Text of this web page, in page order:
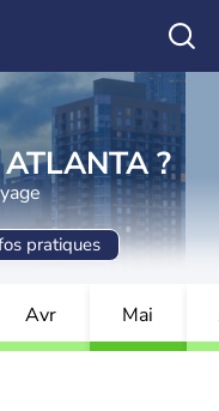
?
pratiques
Avr Mai